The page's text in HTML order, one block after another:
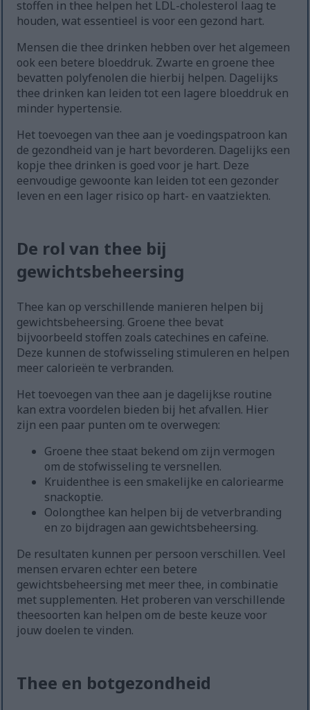
stoffen in thee helpen het LDL-cholesterol laag te
houden, wat essentieel is voor een gezond hart.
Mensen die thee drinken hebben over het algemeen
ook een betere bloeddruk. Zwarte en groene thee
bevatten polyfenolen die hierbij helpen. Dagelijks
thee drinken kan leiden tot een lagere bloeddruk en
minder hypertensie.
Het toevoegen van thee aan je voedingspatroon kan
de gezondheid van je hart bevorderen. Dagelijks een
kopje thee drinken is goed voor je hart. Deze
eenvoudige gewoonte kan leiden tot een gezonder
leven en een lager risico op hart- en vaatziekten.
De rol van thee bij
gewichtsbeheersing
Thee kan op verschillende manieren helpen bij
gewichtsbeheersing. Groene thee bevat
bijvoorbeeld stoffen zoals catechines en cafeïne.
Deze kunnen de stofwisseling stimuleren en helpen
meer calorieën te verbranden.
Het toevoegen van thee aan je dagelijkse routine
kan extra voordelen bieden bij het afvallen. Hier
zijn een paar punten om te overwegen:
Groene thee staat bekend om zijn vermogen
om de stofwisseling te versnellen.
Kruidenthee is een smakelijke en caloriearme
snackoptie.
Oolongthee kan helpen bij de vetverbranding
en zo bijdragen aan gewichtsbeheersing.
De resultaten kunnen per persoon verschillen. Veel
mensen ervaren echter een betere
gewichtsbeheersing met meer thee, in combinatie
met supplementen. Het proberen van verschillende
theesoorten kan helpen om de beste keuze voor
jouw doelen te vinden.
Thee en botgezondheid